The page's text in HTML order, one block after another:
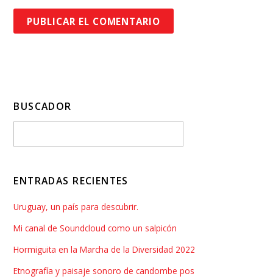
BUSCADOR
ENTRADAS RECIENTES
Uruguay, un país para descubrir.
Mi canal de Soundcloud como un salpicón
Hormiguita en la Marcha de la Diversidad 2022
Etnografía y paisaje sonoro de candombe pos